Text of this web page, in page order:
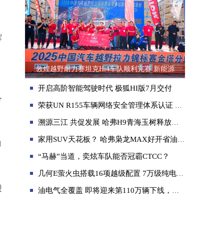
敦煌越野耐力赛坦克Hi4车队顺利完赛 新能源
开启高阶智能驾驶时代 极狐HI版7月交付
荣获UN R155车辆网络安全管理体系认证 长城汽车再添出海利器
溯源三江 共促发展 哈弗H9青海玉树释放公益越野力量
家用SUV天花板？ 哈弗枭龙MAX好开省油，满足全家总动员！
“马赫”当道，奕炫车队能否冠霸CTCC？
几何E萤火虫搭载16项越级配置 7万级纯电小型SUV有谁堪与一战？
油电气全覆盖 即将迎来第110万辆下线，行业先行者再度先行